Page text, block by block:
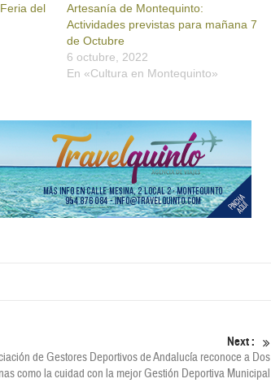
del
Artesanía de Montequinto:
Actividades previstas para mañana 7
de Octubre
6 octubre, 2022
En «Cultura en Montequinto»
Next :
de Gestores Deportivos de Andalucía reconoce a Dos
como la cuidad con la mejor Gestión Deportiva Municipal